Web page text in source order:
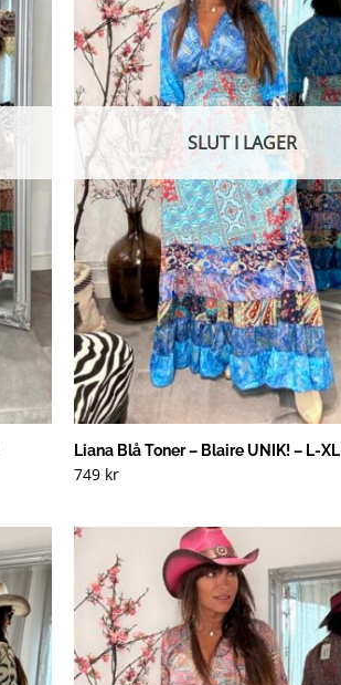
SLUT I LAGER
Liana Blå Toner – Blaire UNIK! – L-XL
749 kr